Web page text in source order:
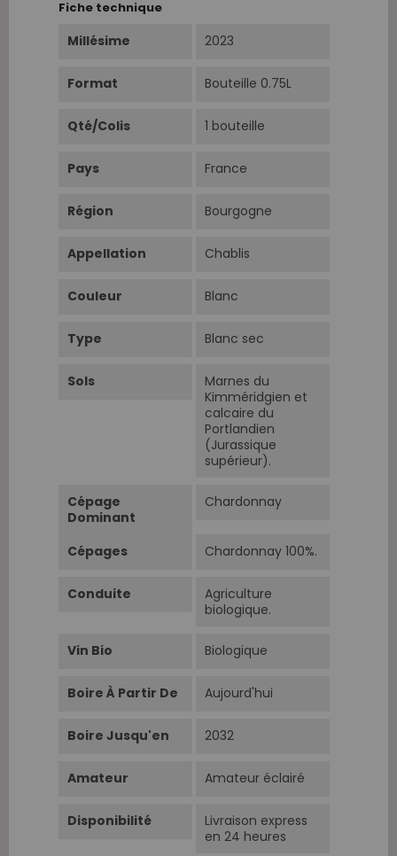
Fiche technique
Millésime 2023
Format Bouteille 0.75L
Qté/Colis 1 bouteille
Pays France
Région Bourgogne
Appellation Chablis
Couleur Blanc
Type Blanc sec
Sols
Marnes du
Kimméridgien et
calcaire du
Portlandien
(Jurassique
supérieur).
Cépage
Dominant
Chardonnay
Cépages Chardonnay 100%.
Conduite
Agriculture
biologique.
Vin Bio Biologique
Boire À Partir De Aujourd'hui
Boire Jusqu'en 2032
Amateur Amateur éclairé
Disponibilité
Livraison express
en 24 heures